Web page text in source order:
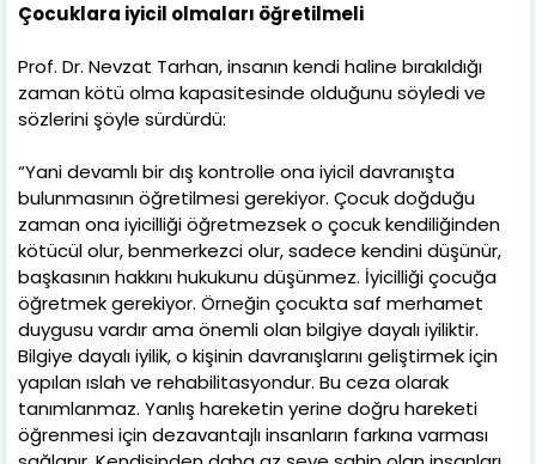
Çocuklara iyicil olmaları öğretilmeli
Prof. Dr. Nevzat Tarhan, insanın kendi haline bırakıldığı
zaman kötü olma kapasitesinde olduğunu söyledi ve
sözlerini şöyle sürdürdü:
“Yani devamlı bir dış kontrolle ona iyicil davranışta
bulunmasının öğretilmesi gerekiyor. Çocuk doğduğu
zaman ona iyicilliği öğretmezsek o çocuk kendiliğinden
kötücül olur, benmerkezci olur, sadece kendini düşünür,
başkasının hakkını hukukunu düşünmez. İyicilliği çocuğa
öğretmek gerekiyor. Örneğin çocukta saf merhamet
duygusu vardır ama önemli olan bilgiye dayalı iyiliktir.
Bilgiye dayalı iyilik, o kişinin davranışlarını geliştirmek için
yapılan ıslah ve rehabilitasyondur. Bu ceza olarak
tanımlanmaz. Yanlış hareketin yerine doğru hareketi
öğrenmesi için dezavantajlı insanların farkına varması